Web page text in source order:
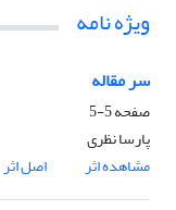
ویژه نامه
سر مقاله
صفحه5-5
پارسا نظری
مشاهده اثر
اصل اثر